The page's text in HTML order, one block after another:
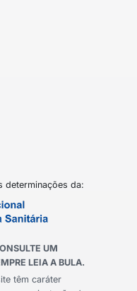
determinações da:
UM
LEIA A BULA.
têm caráter